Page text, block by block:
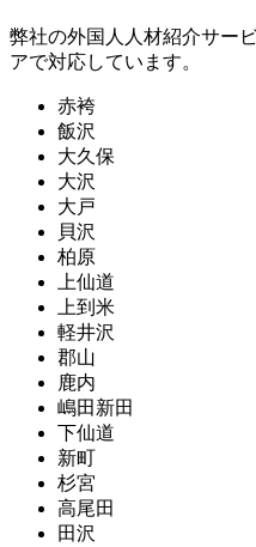
弊社の外国人人材紹介サー
アで対応しています。
赤袴
飯沢
大久保
大沢
大戸
貝沢
柏原
上仙道
上到米
軽井沢
郡山
鹿内
嶋田新田
下仙道
新町
杉宮
高尾田
田沢